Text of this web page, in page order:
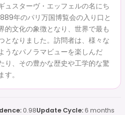
ュスターヴ・エッフェルの名にち
年のパリ万国博覧会の入り口と
的文化の象徴となり、世界で最も
となりました。訪問者は、様々な
うなパノラマビューを楽しんだ
り、その豊かな歴史や工学的な驚
。
0.98Update Cycle:6 months